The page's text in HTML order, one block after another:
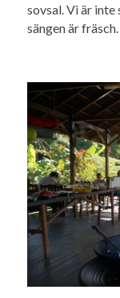
sovsal.Vi är inte
sängen är